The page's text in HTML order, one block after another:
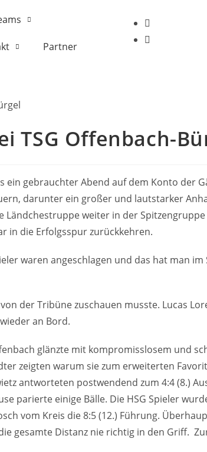
Partner
TSG Offenbach-
gebrauchter Abend auf dem Konto der
darunter ein großer und lautstarker
Ländchestruppe weiter in der
in die Erfolgsspur zurückkehren.
waren angeschlagen und das hat man
der Tribüne zuschauen musste. Lucas
an Bord.
glänzte mit kompromisslosem und
zeigten warum sie zum erweiterten
antworteten postwendend zum 4:4 (8.)
parierte einige Bälle. Die HSG Spieler
vom Kreis die 8:5 (12.) Führung.
gesamte Distanz nie richtig in den Griff.